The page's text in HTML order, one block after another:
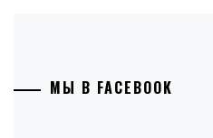
МЫ В FACEBOOK